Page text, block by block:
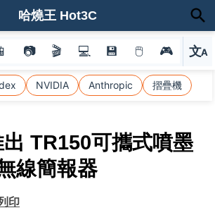
📱 📷 🎬 💻 💾 🖱 🎮 文A
選
NVIDIA Anthropic 摺疊機
哈燒王 Hot3C
TR150可攜式噴墨
線簡報器
印